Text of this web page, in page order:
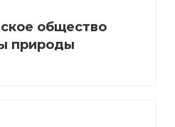
общество
природы